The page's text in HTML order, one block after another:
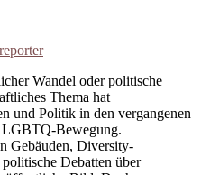
Wandel oder politische
Thema hat
und Politik in den vergangenen
LGBTQ-Bewegung.
Gebäuden, Diversity-
Debatten über